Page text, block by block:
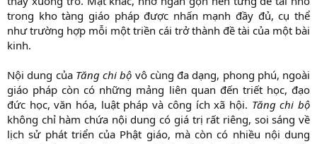
trong kho tàng giáo pháp được nhấn mạnh đầy đủ, cụ thể
như trường hợp mỗi một triền cái trở thành đề tài của một bài
kinh.
Nội dung của Tăng chi bộ vô cùng đa dạng, phong phú, ngoài
giáo pháp còn có những mảng liên quan đến triết học, đạo
đức học, văn hóa, luật pháp và công ích xã hội. Tăng chi bộ
không chỉ hàm chứa nội dung có giá trị rất riêng, soi sáng về
lịch sử phát triển của Phật giáo, mà còn có nhiều nội dung